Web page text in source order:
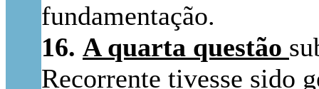
fundamentação.
16. A quarta questão
Recorrente tivesse sido